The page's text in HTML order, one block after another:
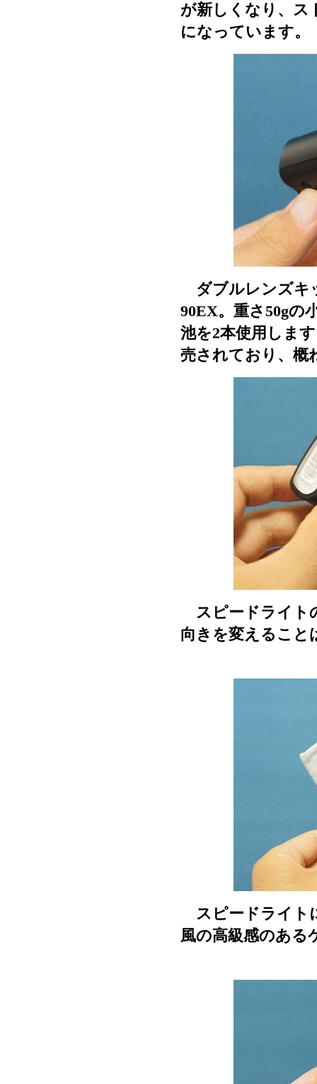
が新しくなり、ス
になっています。
ダブルレンズキ
90EX。重さ50gの
池を2本使用しま
売されており、概
スピードライト
向きを変えること
スピードライト
風の高級感のある